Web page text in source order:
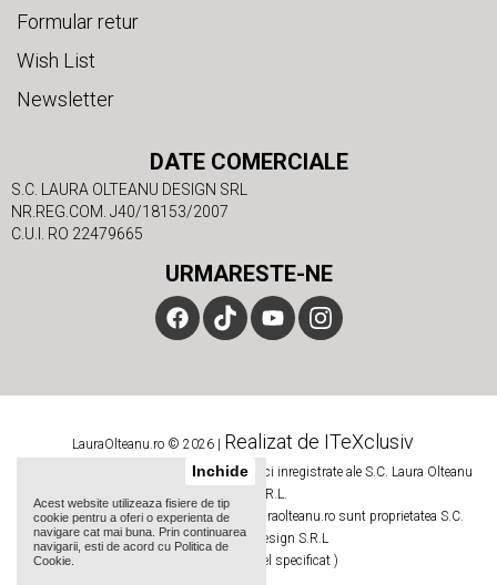
Acest website utilizeaza fisiere de tip
cookie pentru a oferi o experienta de
navigare cat mai buna. Prin continuarea
navigarii, esti de acord cu Politica de
Cookie.
Inchide
Formular retur
Wish List
Newsletter
DATE COMERCIALE
S.C. LAURA OLTEANU DESIGN SRL
NR.REG.COM. J40/18153/2007
C.U.I. RO 22479665
URMARESTE-NE
LauraOlteanu.ro © 2026 | Realizat de ITeXclusiv
Numele si logoul Laura Olteanu sunt marci inregistrate ale S.C. Laura Olteanu
Design S.R.L.
Toate imaginile si textele de pe site-ul lauraolteanu.ro sunt proprietatea S.C.
Laura Olteanu Design S.R.L
( Daca nu este altfel specificat )